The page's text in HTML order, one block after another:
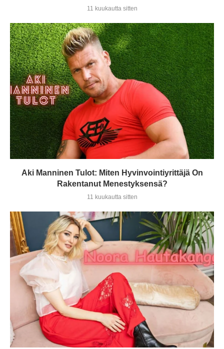
11 kuukautta sitten
Aki Manninen Tulot: Miten Hyvinvointiyrittäjä On
Rakentanut Menestyksensä?
11 kuukautta sitten